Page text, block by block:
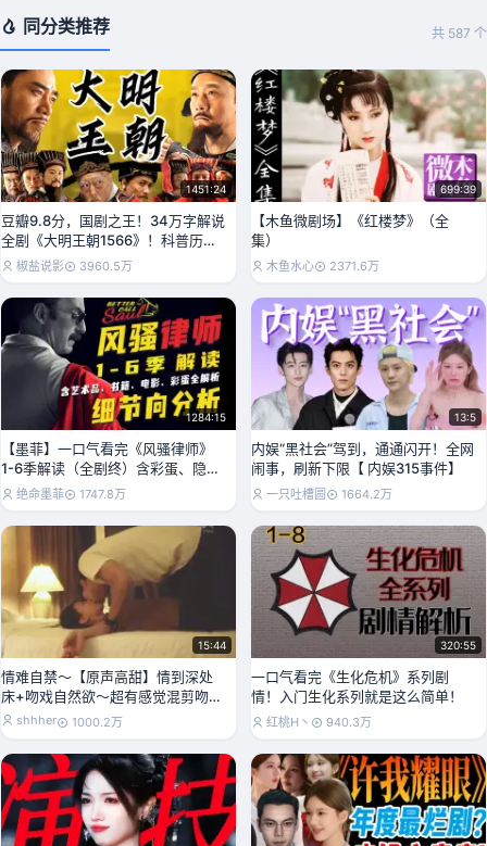
同分类推荐 共 587 个
1451:24
豆瓣9.8分，国剧之王！34万字解说
全剧《大明王朝1566》！科普历史
详析权谋大
椒盐说影 3960.5万
699:39
【木鱼微剧场】《红楼梦》（全
集）
木鱼水心 2371.6万
1284:15
【墨菲】一口气看完《风骚律师》
1-6季解读（全剧终）含彩蛋、隐
喻、艺术品、书籍、
绝命墨菲 1747.8万
13:5
内娱“黑社会”驾到，通通闪开！全网
闹事，刷新下限【 内娱315事件】
一只吐槽圆 1664.2万
15:44
情难自禁～【原声高甜】情到深处
床+吻戏自然欲～超有感觉混剪吻戏
合集～少女心爆棚！
shhher 1000.2万
320:55
一口气看完《生化危机》系列剧
情！入门生化系列就是这么简单！
红桃H丶 940.3万